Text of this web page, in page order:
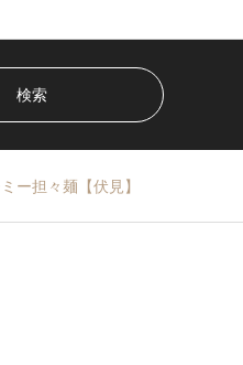
ー担々麺【伏見】